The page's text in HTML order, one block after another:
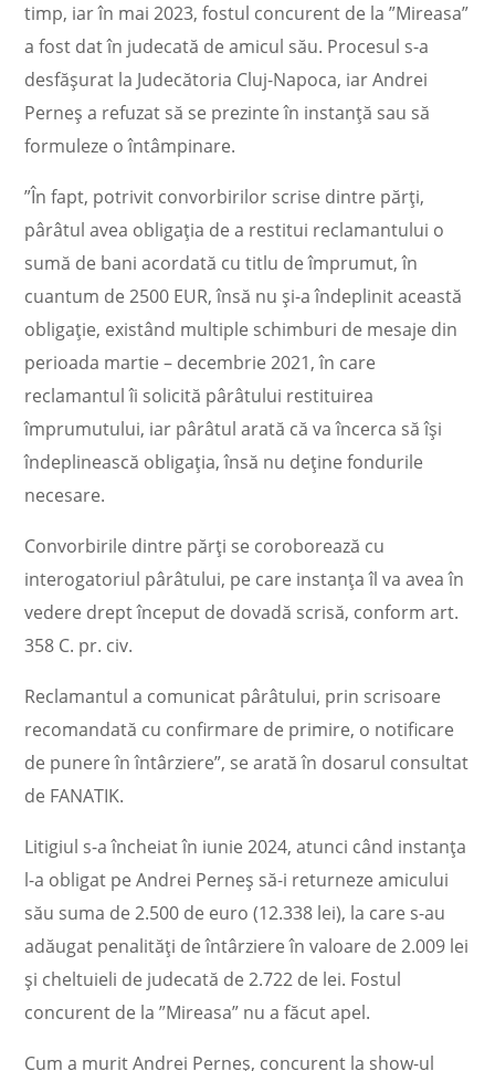
timp, iar în mai 2023, fostul concurent de la ”Mireasa”
a fost dat în judecată de amicul său. Procesul s-a
desfășurat la Judecătoria Cluj-Napoca, iar Andrei
Perneș a refuzat să se prezinte în instanță sau să
formuleze o întâmpinare.
”În fapt, potrivit convorbirilor scrise dintre părţi,
pârâtul avea obligaţia de a restitui reclamantului o
sumă de bani acordată cu titlu de împrumut, în
cuantum de 2500 EUR, însă nu şi-a îndeplinit această
obligaţie, existând multiple schimburi de mesaje din
perioada martie – decembrie 2021, în care
reclamantul îi solicită pârâtului restituirea
împrumutului, iar pârâtul arată că va încerca să îşi
îndeplinească obligaţia, însă nu deţine fondurile
necesare.
Convorbirile dintre părţi se coroborează cu
interogatoriul pârâtului, pe care instanţa îl va avea în
vedere drept început de dovadă scrisă, conform art.
358 C. pr. civ.
Reclamantul a comunicat pârâtului, prin scrisoare
recomandată cu confirmare de primire, o notificare
de punere în întârziere”, se arată în dosarul consultat
de FANATIK.
Litigiul s-a încheiat în iunie 2024, atunci când instanța
l-a obligat pe Andrei Perneș să-i returneze amicului
său suma de 2.500 de euro (12.338 lei), la care s-au
adăugat penalități de întârziere în valoare de 2.009 lei
și cheltuieli de judecată de 2.722 de lei. Fostul
concurent de la ”Mireasa” nu a făcut apel.
Cum a murit Andrei Perneș, concurent la show-ul